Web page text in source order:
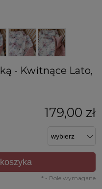
- Kwitnące Lato,
179,00 zł
* - Pole wymagane